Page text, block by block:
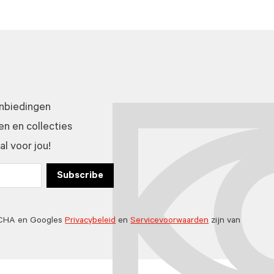
en collecties
voor jou!
Subscribe
en GooglesPrivacybeleidenServicevoorwaardenzijn van